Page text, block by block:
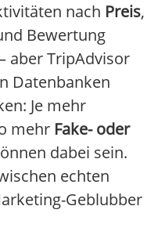
nach Preis,
Bewertung
aber TripAdvisor
Datenbanken
Je mehr
mehr Fake- oder
dabei sein.
echten
Geblubber